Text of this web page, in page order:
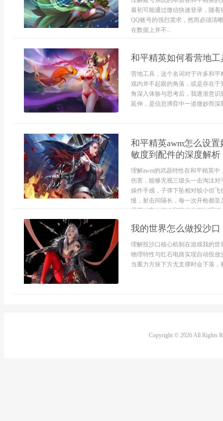
最初可能通过微信快速登录，随
QQ账号的强烈需求，然而必须清
在数据上并不...
和平精英如何看营地
营地工具，这个名词对于许多和
戏内并不起眼的角落，或是存在
角深入体验与思考后，我逐渐意
延伸，是信息博弈中一道微妙而深
和平精英awm怎么设
敏度到配件的深度解析
理解awm的武器特性在和平精英
伤害，能够无视三级头一击淘汰
操作手感，子弹下坠相对较小但
慢，射击间隔长，每一次开枪都
需要对它的弹道和节奏有深刻理解
我的世界怎么做投沙
理解投沙口核心机制在游戏我的
物理特性与红石电路实现自动投
当重力方块下方无支撑时会下落
Copyright © 2026 All Rights